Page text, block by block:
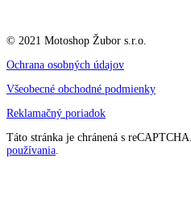
© 2021 Motoshop Žubor s.r.o.
Ochrana osobných údajov
Všeobecné obchodné podmienky
Reklamačný poriadok
Táto stránka je chránená s reCAPTCHA.
používania